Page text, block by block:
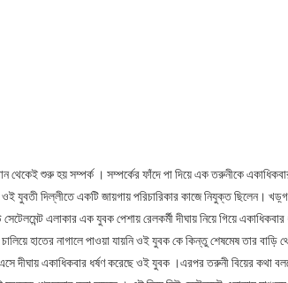
থেকেই শুরু হয় সম্পর্ক । সম্পর্কের ফাঁদে পা দিয়ে এক তরুনীকে
যুবতী দিল্লীতে একটি জায়গায় পরিচারিকার কাজে নিযুক্ত ছিলেন।
এলাকার এক যুবক পেশায় রেলকর্মী দীঘায় নিয়ে গিয়ে
চালিয়ে হাতের নাগালে পাওয়া যায়নি ওই যুবক কে কিন্তু শেষমেষ তার
দীঘায় একাধিকবার ধর্ষণ করেছে ওই যুবক ।এরপর তরুনী বিয়ের কথা